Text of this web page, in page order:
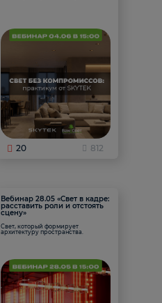
20 812
Вебинар 28.05 «Свет в кадре:
расставить роли и отстоять
сцену»
Свет, который формирует
архитектуру пространства.